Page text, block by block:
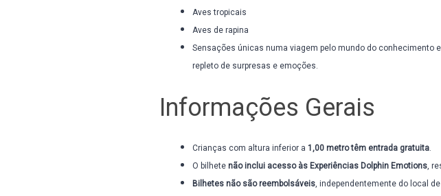
Aves tropicais
Aves de rapina
Sensações únicas numa viagem pelo mundo do conhecimento
repleto de surpresas e emoções.
Informações Gerais
Crianças com altura inferior a 1,00 metro têm entrada gratuita.
O bilhete não inclui acesso às Experiências Dolphin Emotions,
Bilhetes não são reembolsáveis, independentemente do local